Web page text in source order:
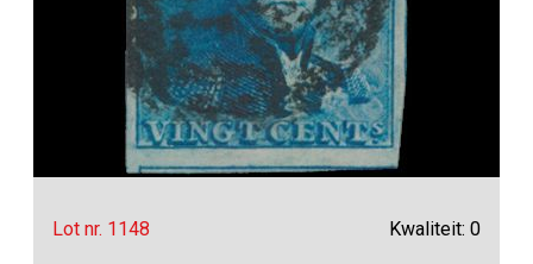
Lot nr. 1148 Kwaliteit: 0